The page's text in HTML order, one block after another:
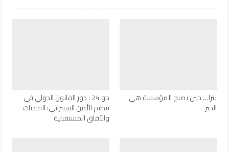
بترا… حين تصبح المؤسسة هي
الخبر
جو 24 : دور القانون الدولي في
تنظيم الأمن السيبراني: التحديات
والآفاق المستقبلية